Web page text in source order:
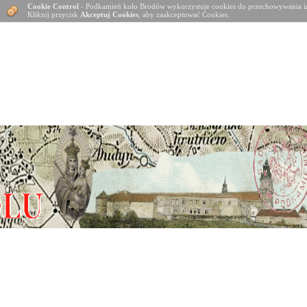
Cookie Control - Podkamień koło Brodów wykorzystuje cookies do
Kliknij przycisk Akceptuj Cookies , aby zaakceptować Cookies.